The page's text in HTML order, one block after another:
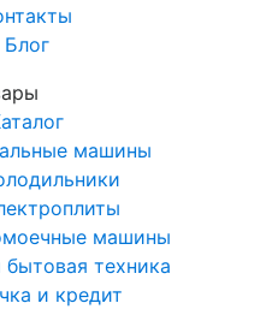
Блог
машины
машины
техника
и кредит